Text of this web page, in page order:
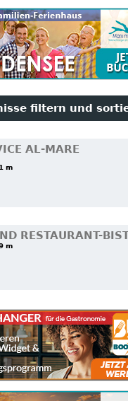
filtern und
AL-MARE
m
RESTAURANT-
m